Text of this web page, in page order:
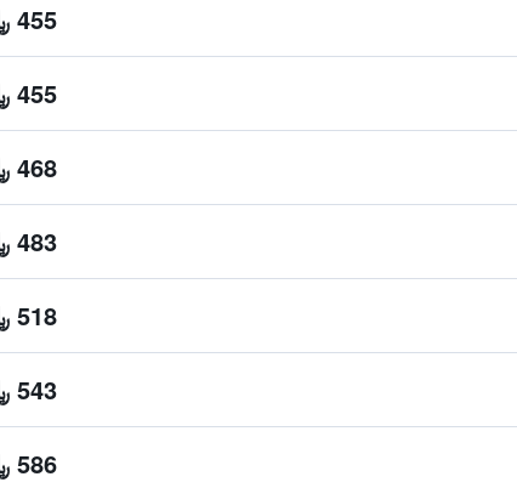
455 ﷼
455 ﷼
468 ﷼
483 ﷼
518 ﷼
543 ﷼
586 ﷼